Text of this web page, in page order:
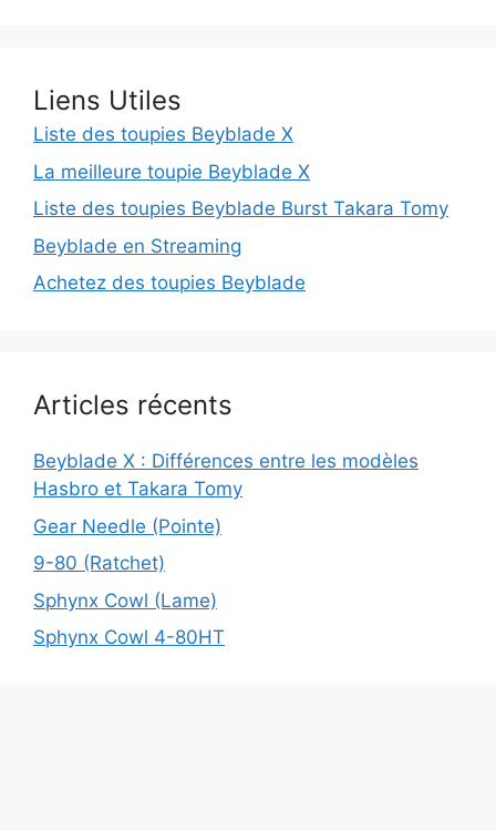
Liens Utiles
Liste des toupies Beyblade X
La meilleure toupie Beyblade X
Liste des toupies Beyblade Burst Takara Tomy
Beyblade en Streaming
Achetez des toupies Beyblade
Articles récents
Beyblade X : Différences entre les modèles
Hasbro et Takara Tomy
Gear Needle (Pointe)
9-80 (Ratchet)
Sphynx Cowl (Lame)
Sphynx Cowl 4-80HT